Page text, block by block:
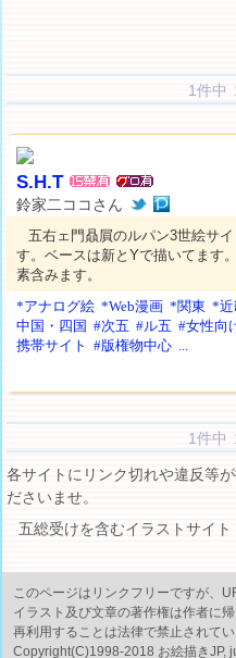
1件中
S.H.T
鈴家二ココさん
五右ェ門贔屓のルパン3世絵サ
す。ベースは新とYで描いてます
素含みます。
*アナログ絵 *Web漫画 *関東 *近
中国・四国 #次五 #ル五 #女性向
携帯サイト
#版権物中心 ...
1件中
各サイトにリンク切れや違反等
ださいませ。
五総受けを含むイラストサイ
このページはリンクフリーですが、
イラスト及び文章の著作権は作者に
再利用することは法律で禁止されてい
Copyright(C)1998-2018 お絵描きJP,